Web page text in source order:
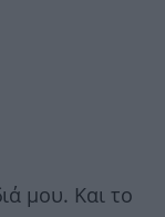
μου. Και το